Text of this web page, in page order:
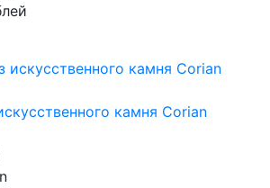
камня Corian